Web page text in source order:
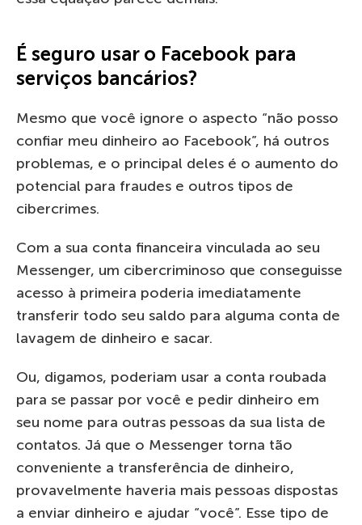
É seguro usar o Facebook para
serviços bancários?
Mesmo que você ignore o aspecto “não posso
confiar meu dinheiro ao Facebook”, há outros
problemas, e o principal deles é o aumento do
potencial para fraudes e outros tipos de
cibercrimes.
Com a sua conta financeira vinculada ao seu
Messenger, um cibercriminoso que conseguisse
acesso à primeira poderia imediatamente
transferir todo seu saldo para alguma conta de
lavagem de dinheiro e sacar.
Ou, digamos, poderiam usar a conta roubada
para se passar por você e pedir dinheiro em
seu nome para outras pessoas da sua lista de
contatos. Já que o Messenger torna tão
conveniente a transferência de dinheiro,
provavelmente haveria mais pessoas dispostas
a enviar dinheiro e ajudar “você”. Esse tipo de